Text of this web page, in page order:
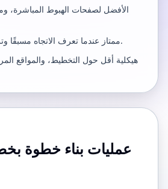
الأفضل لصفحات الهبوط المباشرة،
ممتاز عندما تعرف الاتجاه مسبقًا وتريد نسخة أولى سريعة.
هيكلية أقل حول التخطيط، والمواقع
عمليات بناء خطوة